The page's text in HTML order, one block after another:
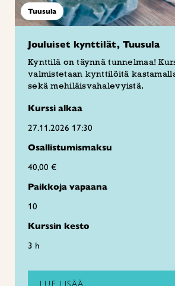
Tuusula
Jouluiset kynttilät, Tuusula
Kynttilä on täynnä tunnelmaa!
valmistetaan kynttilöitä
sekä mehiläisvahalevyistä.
Kurssi alkaa
27.11.2026 17:30
Osallistumismaksu
40,00 €
Paikkoja vapaana
10
Kurssin kesto
3 h